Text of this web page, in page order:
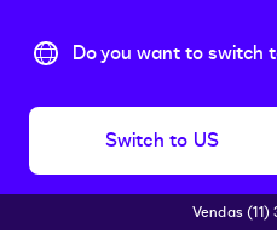
Do you want to switch
Switch to US
Pular para o conteúdo principal
Vendas